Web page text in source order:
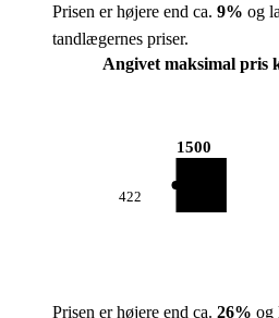
Prisen er højere end ca. 9% og
tandlægernes priser.
Angivet maksimal pris
422
1500
Prisen er højere end ca. 26% og